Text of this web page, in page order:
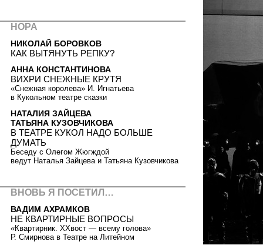
НОРА
НИКОЛАЙ БОРОВКОВ
КАК ВЫТЯНУТЬ РЕПКУ?
АННА КОНСТАНТИНОВА
ВИХРИ СНЕЖНЫЕ КРУТЯ
«Снежная королева» И. Игнатьева
в Кукольном театре сказки
НАТАЛИЯ ЗАЙЦЕВА
ТАТЬЯНА КУЗОВЧИКОВА
В ТЕАТРЕ КУКОЛ НАДО БОЛЬШЕ
ДУМАТЬ
Беседу с Олегом Жюгждой
ведут Наталья Зайцева и Татьяна Кузовчикова
ВНОВЬ Я ПОСЕТИЛ…
ВАДИМ АХРАМКОВ
НЕ КВАРТИРНЫЕ ВОПРОСЫ
«Квартирник. ХХвост — всему голова»
Р. Смирнова в Театре на Литейном